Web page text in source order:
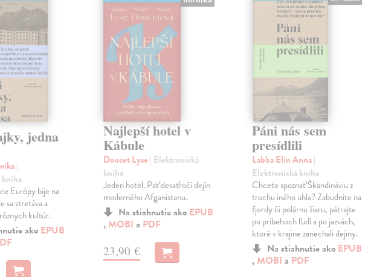
jedna
|
Európy bije na
sa stretáva a
kultúr.
ako EPUB
Najlepší hotel v
Kábule
Doucet Lyse | Elektronická
kniha
Jeden hotel. Päť desaťročí dejín
moderného Afganistanu.
Na stiahnutie ako EPUB
, MOBI a PDF
23,90 €
Páni nás sem
presídlili
Labba Elin Anna|
Elektronická kniha
Chcete spoznať Škandináviu z
trochu iného uhla? Zabudnite na
fjordy či polárnu žiaru, pátrajte
po príbehoch ľudí a po jazvách,
ktoré v krajine zanechali dejiny.
Na stiahnutie ako EPUB
, MOBI a PDF